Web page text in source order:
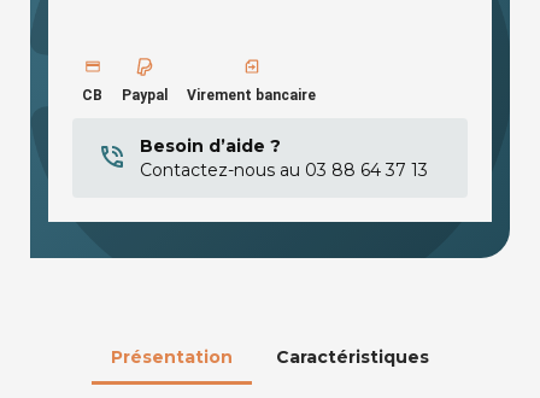
CB Paypal Virement bancaire
Besoin d’aide ?
Contactez-nous au 03 88 64 37 13
Présentation Caractéristiques